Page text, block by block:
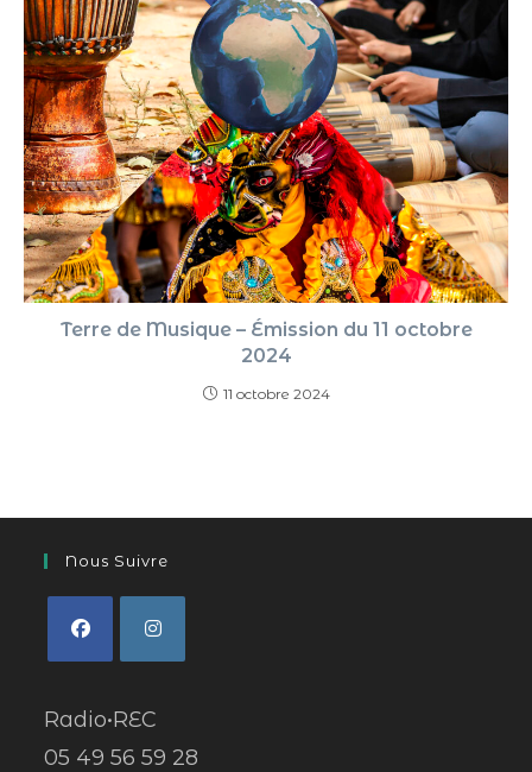
Terre de Musique – Émission du 11 octobre
2024
11 octobre 2024
Nous Suivre
Radio•REC
05 49 56 59 28